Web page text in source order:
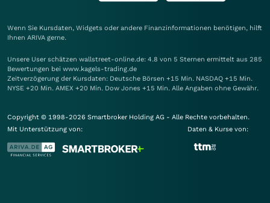
Wenn Sie Kursdaten, Widgets oder andere Finanzinformationen benötigen, hilft
Ihnen ARIVA gerne.
Unsere User schätzen wallstreet-online.de: 4.8 von 5 Sternen ermittelt aus 285
Bewertungen bei www.kagels-trading.de
Zeitverzögerung der Kursdaten: Deutsche Börsen +15 Min. NASDAQ +15 Min.
NYSE +20 Min. AMEX +20 Min. Dow Jones +15 Min. Alle Angaben ohne Gewähr.
Copyright © 1998-2026 Smartbroker Holding AG - Alle Rechte vorbehalten.
Mit Unterstützung von:
Daten & Kurse von: